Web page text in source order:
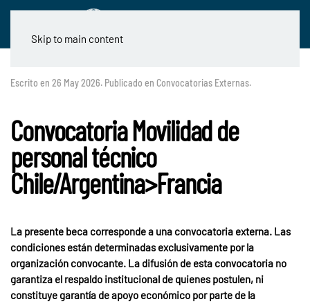
Skip to main content
Escrito en 26 May 2026. Publicado en Convocatorias Externas.
Convocatoria Movilidad de
personal técnico
Chile/Argentina>Francia
La presente beca corresponde a una convocatoria externa. Las
condiciones están determinadas exclusivamente por la
organización convocante. La difusión de esta convocatoria no
garantiza el respaldo institucional de quienes postulen, ni
constituye garantía de apoyo económico por parte de la